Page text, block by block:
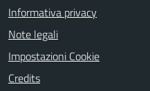
Informativa privacy
Note legali
Impostazioni Cookie
Credits